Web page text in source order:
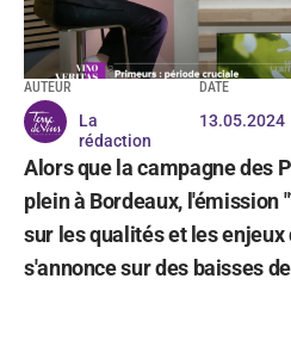
AUTEUR
La
rédaction
DATE
13.05.2024
Alors que la campagne des
plein à Bordeaux, l'émission
sur les qualités et les
s'annonce sur des baisses